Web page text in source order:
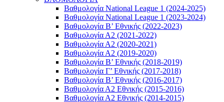
Βαθμολογία National League 1 (2024-2025)
Βαθμολογία National League 1 (2023-2024)
Βαθμολογία Β’ Εθνικής (2022-2023)
Βαθμολογία Α2 (2021-2022)
Βαθμολογία Α2 (2020-2021)
Βαθμολογία Α2 (2019-2020)
Βαθμολογία B’ Εθνικής (2018-2019)
Βαθμολογία Γ’ Εθνικής (2017-2018)
Βαθμολογία Β’ Εθνικής (2016-2017)
Βαθμολογία Α2 Εθνικής (2015-2016)
Βαθμολογία Α2 Εθνικής (2014-2015)